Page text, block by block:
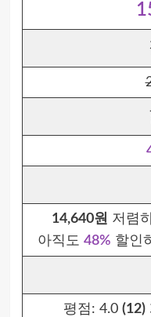
14,640원 저렴
아직도 48% 할인
평점: 4.0 (12)